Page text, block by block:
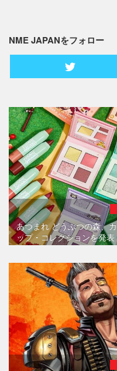
NME JAPANをフォロー
あつまれ どうぶつの森、
ップ・コレクションを発表